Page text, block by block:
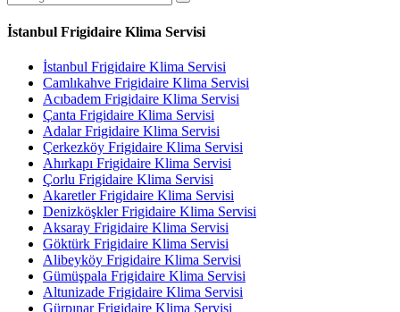
İstanbul Frigidaire Klima Servisi
İstanbul Frigidaire Klima Servisi
Camlıkahve Frigidaire Klima Servisi
Acıbadem Frigidaire Klima Servisi
Çanta Frigidaire Klima Servisi
Adalar Frigidaire Klima Servisi
Çerkezköy Frigidaire Klima Servisi
Ahırkapı Frigidaire Klima Servisi
Çorlu Frigidaire Klima Servisi
Akaretler Frigidaire Klima Servisi
Denizköşkler Frigidaire Klima Servisi
Aksaray Frigidaire Klima Servisi
Göktürk Frigidaire Klima Servisi
Alibeyköy Frigidaire Klima Servisi
Gümüşpala Frigidaire Klima Servisi
Altunizade Frigidaire Klima Servisi
Gürpınar Frigidaire Klima Servisi